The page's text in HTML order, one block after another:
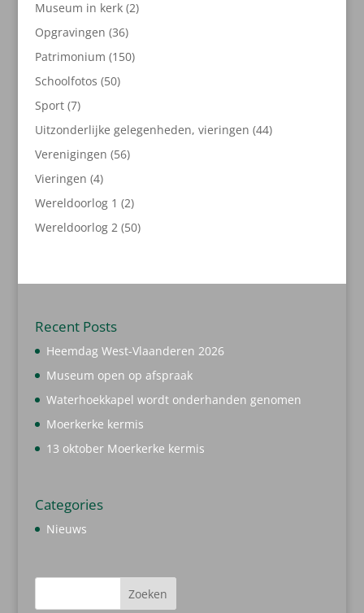
Museum in kerk 22
Opgravingen 3636
producten
Patrimonium 150150
Schoolfotos 5050
Sport 77
producten
Uitzonderlijke gelegenheden, vieringen 4444
Verenigingen 5656
Vieringen 44
producten
Wereldoorlog 1 22
producten
Wereldoorlog 2 5050
Recent Posts
Heemdag West-Vlaanderen 2026
Museum open op afspraak
Waterhoekkapel wordt onderhanden genomen
Moerkerke kermis
13 oktober Moerkerke kermis
Categories
Nieuws